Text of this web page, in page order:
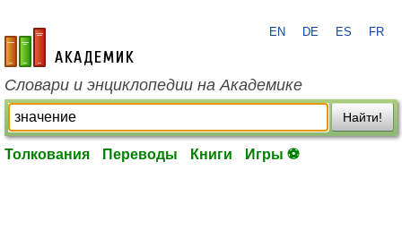
academic.ru
EN DE ES FR
Словари и энциклопедии на Академике
Найти!
Толкования Переводы Книги Игры ⚽